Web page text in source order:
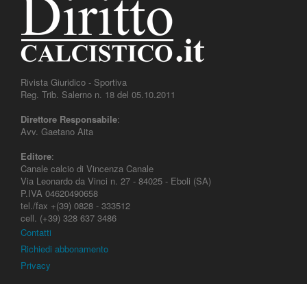
Rivista Giuridico - Sportiva
Reg. Trib. Salerno n. 18 del 05.10.2011
Direttore Responsabile:
Avv. Gaetano Aita
Editore:
Canale calcio di Vincenza Canale
Via Leonardo da Vinci n. 27 - 84025 - Eboli (SA)
P.IVA 04620490658
tel./fax +(39) 0828 - 333512
cell. (+39) 328 637 3486
Contatti
Richiedi abbonamento
Privacy